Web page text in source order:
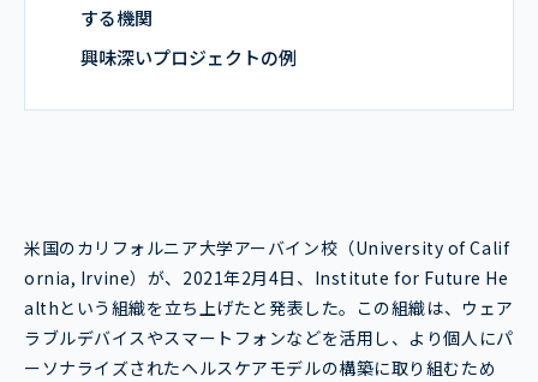
する機関
興味深いプロジェクトの例
米国のカリフォルニア大学アーバイン校（University of Calif
ornia, Irvine）が、2021年2月4日、Institute for Future He
althという組織を立ち上げたと発表した。この組織は、ウェア
ラブルデバイスやスマートフォンなどを活用し、より個人にパ
ーソナライズされたヘルスケアモデルの構築に取り組むため